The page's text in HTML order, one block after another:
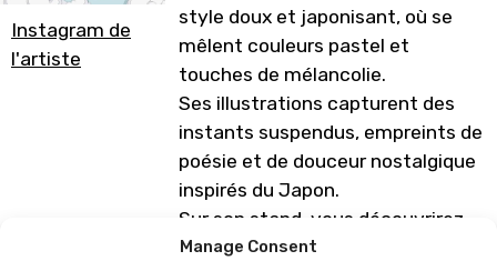
Manage Consent
Instagram de
l'artiste
style doux et japonisant, où se
mêlent couleurs pastel et
touches de mélancolie.
Ses illustrations capturent des
instants suspendus, empreints de
poésie et de douceur nostalgique
inspirés du Japon.
Sur son stand, vous découvrirez
un univers tendre et apaisant,